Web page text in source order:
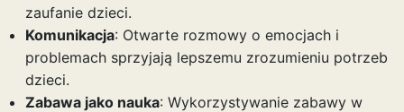
zaufanie dzieci.
Komunikacja: Otwarte rozmowy o emocjach i
problemach sprzyjają lepszemu zrozumieniu potrzeb
dzieci.
Zabawa jako nauka: Wykorzystywanie zabawy w